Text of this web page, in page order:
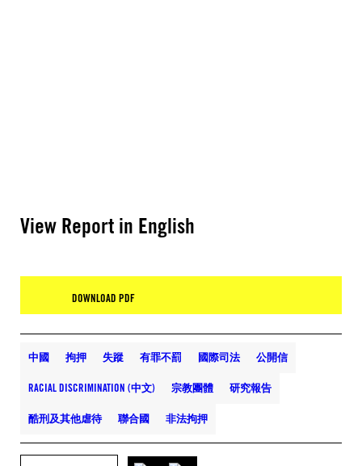
View Report in English
DOWNLOAD PDF
中國 拘押 失蹤 有罪不罰 國際司法 公開信
RACIAL DISCRIMINATION (中文) 宗教團體 研究報告
酷刑及其他虐待 聯合國 非法拘押